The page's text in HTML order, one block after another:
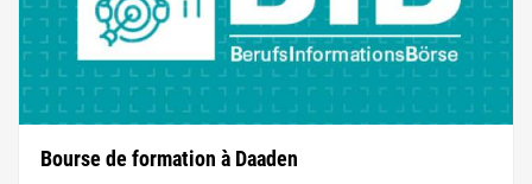
Bourse de formation à Daaden